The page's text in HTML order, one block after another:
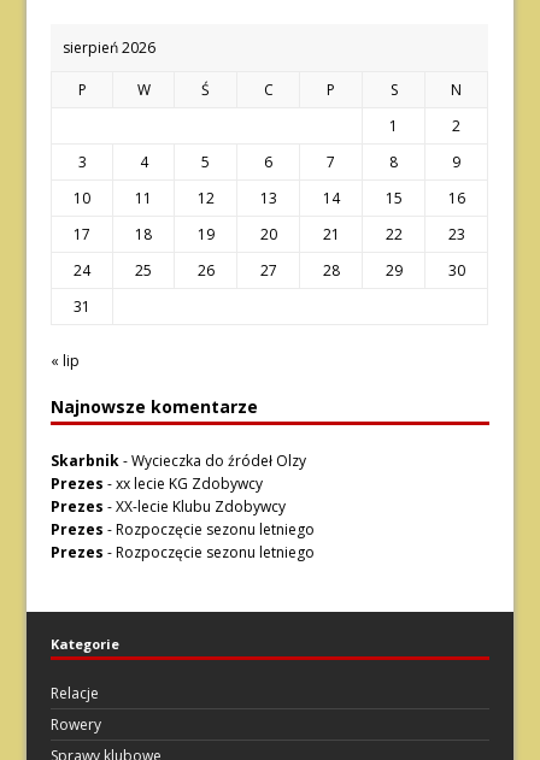
sierpień 2026
P W Ś C P S
N
1
2
3
4 5 6 7 8
9
10
11 12 13 14 15
16
17
18 19 20 21 22
23
24
25 26 27 28 29
30
31
« lip
Najnowsze komentarze
Skarbnik-Wycieczka do źródeł Olzy
Prezes -xx lecie KG Zdobywcy
Prezes -XX-lecie Klubu Zdobywcy
Prezes -Rozpoczęcie sezonu letniego
Prezes -Rozpoczęcie sezonu letniego
Kategorie
Relacje
Rowery
Sprawy klubowe